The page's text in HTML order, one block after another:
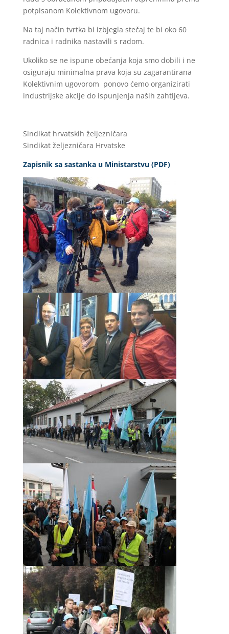
potpisanom Kolektivnom ugovoru.
Na taj način tvrtka bi izbjegla stečaj te bi oko 60
radnica i radnika nastavili s radom.
Ukoliko se ne ispune obećanja koja smo dobili i ne
osiguraju minimalna prava koja su zagarantirana
Kolektivnim ugovorom ponovo ćemo organizirati
industrijske akcije do ispunjenja naših zahtijeva.
Sindikat hrvatskih željezničara
Sindikat željezničara Hrvatske
Zapisnik sa sastanka u Ministarstvu (PDF)